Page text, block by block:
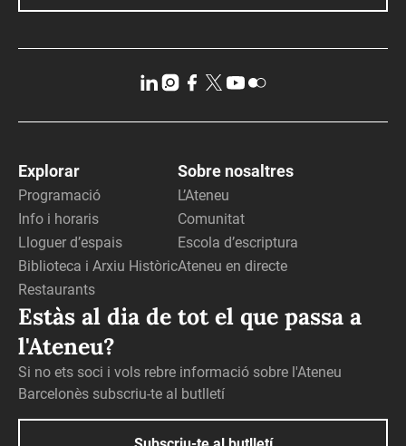
Explorar
Programació
Info i horaris
Lloguer d’espais
Biblioteca i Arxiu Històric
Restaurants
Sobre nosaltres
L’Ateneu
Comunitat
Escola d’escriptura
Ateneu en directe
Estàs al dia de tot el que passa a
l'Ateneu?
Si no ets soci i vols rebre informació sobre l'Ateneu
Barcelonès subscriu-te al butlletí